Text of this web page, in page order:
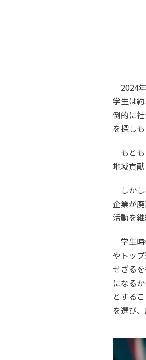
スポーツ振興団体との連携
2024
学生は約
倒的に
を探し
もとも
地域貢
しかし
企業が
活動を
学生時
やトッ
せざる
になる
とする
を選び